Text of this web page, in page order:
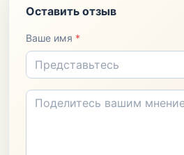
Оставить отзыв
Ваше имя *